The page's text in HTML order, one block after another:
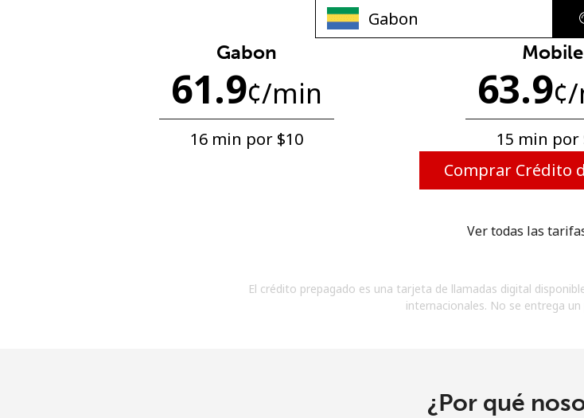
No se ha
Mínimo 8 caracteres
Una letra mayúscula y una
Un caracter especial
ofertas.
Únete
Gabon
61.9¢/min
16 min por ⁦$10⁩
Mobile
63.9¢/
15 min por
Comprar Crédito
Ver todas las
El crédito prepagado es una tarjeta de llamadas digital
internacionales. No se entrega
¿Por qué